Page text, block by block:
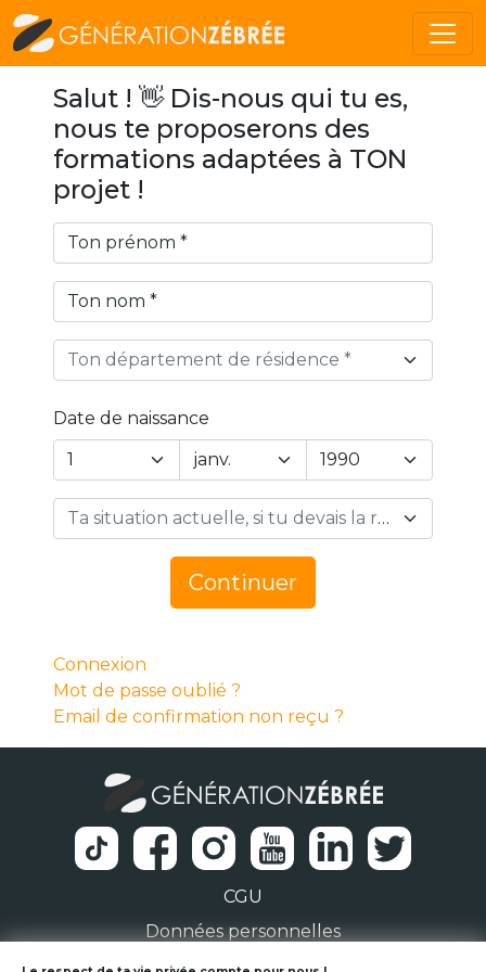
Salut ! 👋 Dis-nous qui tu es,
nous te proposerons des
formations adaptées à TON
projet !
Ton département de résidence *
Date de naissance
Year
Day
Ta situation actuelle, si tu devais la résumer en 1 mot… *
Continuer
Connexion
Mot de passe oublié ?
Email de confirmation non reçu ?
CGU
Données personnelles